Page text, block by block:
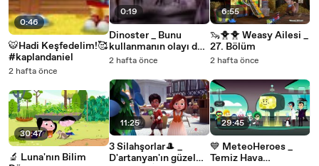
0:46
🐯Hadi Keşfedelim!🥰
#kaplandaniel
2 hafta önce
30:47
🔬 Luna'nın Bilim
0:19
Dinoster _ Bunu
kullanmanın olayı düz
gitmek⭐
2 hafta önce
11:25
3 Silahşorlar🎩 _
D'artanyan'ın güzel
6:55
🦦🐥🐥 Weasy Ailesi _
27. Bölüm
2 hafta önce
29:45
💙 MeteoHeroes _
Temiz Hava